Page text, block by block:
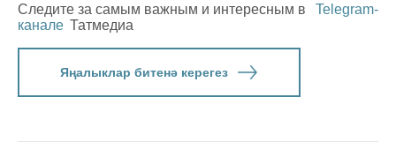
Следите за самым важным и интересным в
Telegram-
канале Татмедиа
Яңалыклар битенә керегез